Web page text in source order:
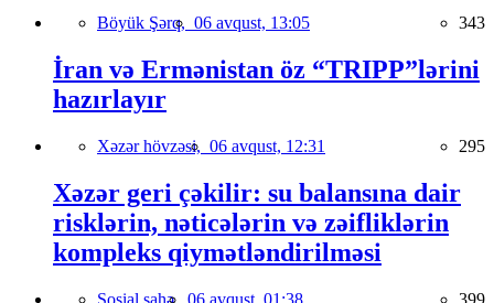
Böyük Şərq, 06 avqust, 13:05 343
İran və Ermənistan öz “TRIPP”lərini
hazırlayır
Xəzər hövzəsi, 06 avqust, 12:31 295
Xəzər geri çəkilir: su balansına dair
risklərin, nəticələrin və zəifliklərin
kompleks qiymətləndirilməsi
Sosial sahə, 06 avqust, 01:38 399